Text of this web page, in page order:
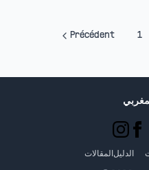
Précédent 1
المقالات الدليل